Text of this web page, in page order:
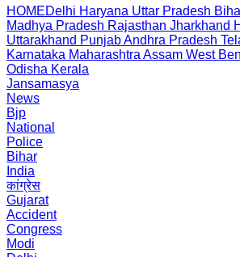
HOMEDelhi Haryana Uttar Pradesh
Madhya Pradesh Rajasthan Jharkhand
Uttarakhand PunjabAndhra Pradesh
Karnataka Maharashtra Assam West
Odisha Kerala
Jansamasya
News
Bjp
National
Police
Bihar
India
कांग्रेस
Gujarat
Accident
Congress
Modi